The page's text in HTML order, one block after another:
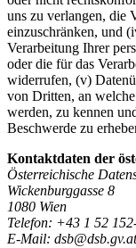
uns zu verlangen, die
einzuschränken, und
Verarbeitung Ihrer
oder die für das
widerrufen, (v)
von Dritten, an
werden, zu kennen
Beschwerde zu
Kontaktdaten der
Österreichische
Wickenburggasse 8
1080 Wien
Telefon: +43 1 52
E-Mail: dsb@dsb.gv.at